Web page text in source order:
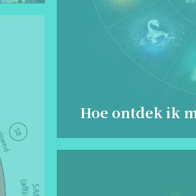
Hoe ontdek ik